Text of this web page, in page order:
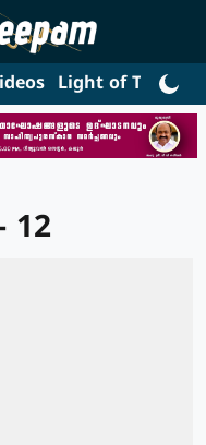
Light of Truth
12